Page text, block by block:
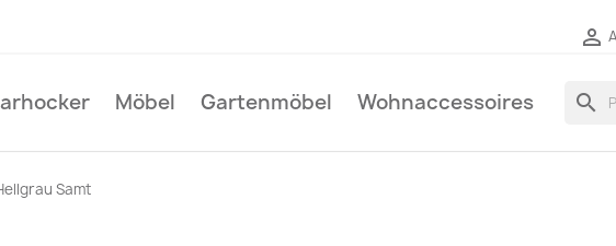

Möbel Gartenmöbel Wohnaccessoires search
Samt